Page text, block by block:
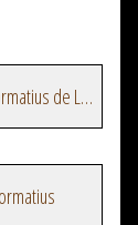
Veure més episodis del programa Butlletins informatius de La Xarxa